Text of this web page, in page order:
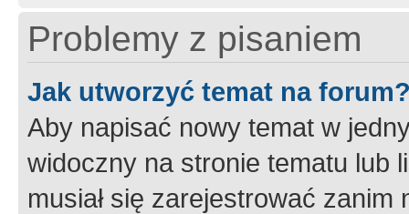
Problemy z pisaniem
Jak utworzyć temat na
Aby napisać nowy temat w
widoczny na stronie tematu lub
musiał się zarejestrować